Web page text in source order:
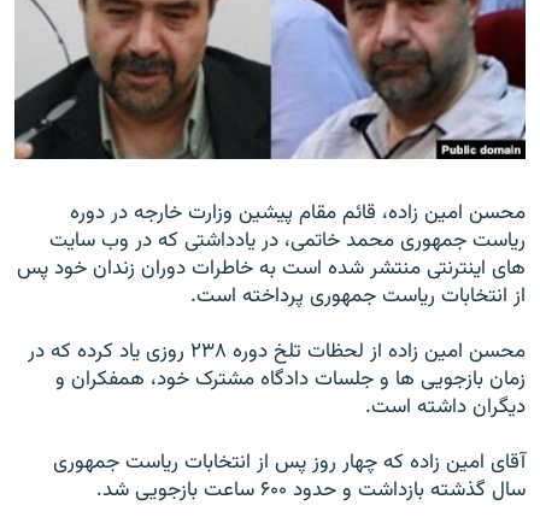
به ما بپیوندید
محسن امين زاده، قائم مقام پيشين وزارت خارجه در دوره
رياست جمهوری محمد خاتمی، در یادداشتی که در وب سایت
های اینترنتی منتشر شده است به خاطرات دوران زندان خود پس
از انتخابات ریاست جمهوری پرداخته است.
محسن امین زاده از لحظات تلخ دوره ۲۳۸ روزی ياد کرده که در
زمان بازجويی ها و جلسات دادگاه مشترک خود، همفکران و
ديگران داشته است.
آقای امين زاده که چهار روز پس از انتخابات رياست جمهوری
سال گذشته بازداشت و حدود ۶۰۰ ساعت بازجويی شد.